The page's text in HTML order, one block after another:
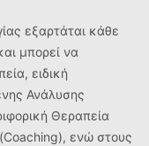
εξαρτάται κάθε
μπορεί να
ειδική
Ανάλυσης
Θεραπεία
ενώ στους